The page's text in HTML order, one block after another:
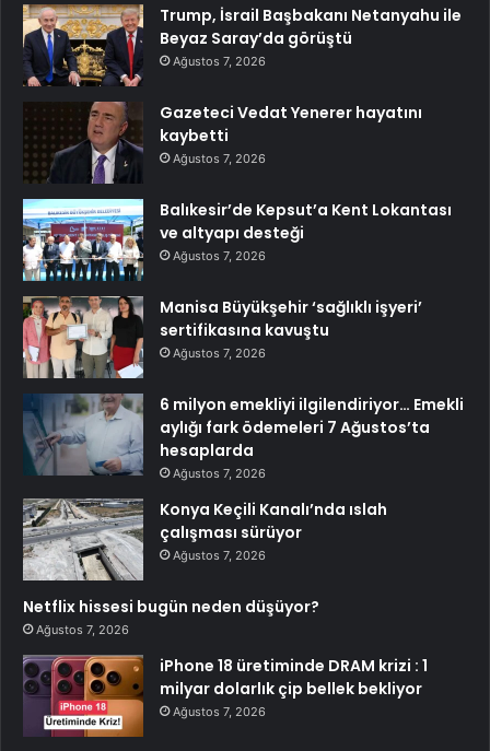
Trump, İsrail Başbakanı Netanyahu ile
Beyaz Saray’da görüştü
Ağustos 7, 2026
Gazeteci Vedat Yenerer hayatını
kaybetti
Ağustos 7, 2026
Balıkesir’de Kepsut’a Kent Lokantası
ve altyapı desteği
Ağustos 7, 2026
Manisa Büyükşehir ‘sağlıklı işyeri’
sertifikasına kavuştu
Ağustos 7, 2026
6 milyon emekliyi ilgilendiriyor… Emekli
aylığı fark ödemeleri 7 Ağustos’ta
hesaplarda
Ağustos 7, 2026
Konya Keçili Kanalı’nda ıslah
çalışması sürüyor
Ağustos 7, 2026
Netflix hissesi bugün neden düşüyor?
Ağustos 7, 2026
iPhone 18 üretiminde DRAM krizi : 1
milyar dolarlık çip bellek bekliyor
Ağustos 7, 2026